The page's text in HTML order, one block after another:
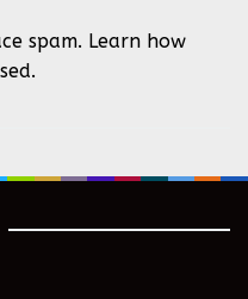
spam. Learn how